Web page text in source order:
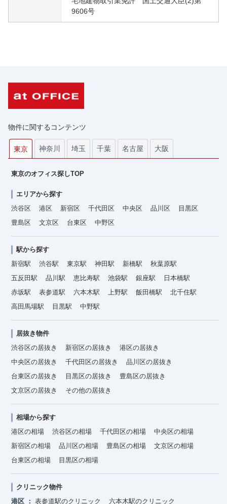
9606号
物件に関するコンテンツ
東京 神奈川 埼玉 千葉 名古屋 大阪
東京のオフィス探しTOP
エリアから探す
渋谷区
港区 新宿区 千代田区 中央区 品川区
目黒区
豊島区
文京区 台東区 中野区
駅から探す
新宿駅
渋谷駅 東京駅 神田駅 新橋駅
秋葉原駅
五反田駅
品川駅 恵比寿駅 池袋駅 銀座駅
日本橋駅
赤坂駅
表参道駅 六本木駅 上野駅 飯田橋駅
北千住駅
高田馬場駅
目黒駅 中野駅
居抜き物件
渋谷区の居抜き
新宿区の居抜き
港区の居抜き
中央区の居抜き
千代田区の居抜き
品川区の居抜き
台東区の居抜き
目黒区の居抜き
豊島区の居抜き
文京区の居抜き
その他の居抜き
相場から探す
港区の相場
渋谷区の相場 千代田区の相場
中央区の相場
新宿区の相場
品川区の相場 豊島区の相場
文京区の相場
台東区の相場
目黒区の相場
クリニック物件
港区
表参道駅のクリニック
六本木駅のクリニック